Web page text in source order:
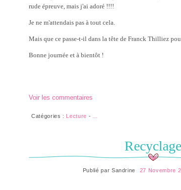
rude épreuve, mais j'ai adoré !!!!
Je ne m'attendais pas à tout cela.
Mais que ce passe-t-il dans la tête de Franck Thilliez
Bonne journée et à bientôt !
Voir les commentaires
Catégories : Lecture -
Recyclage
Publié par Sandrine 27 Novembre